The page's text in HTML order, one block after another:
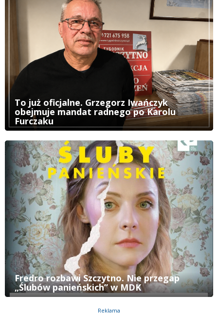
To już oficjalne. Grzegorz Iwańczyk
obejmuje mandat radnego po Karolu
Furczaku
Fredro rozbawi Szczytno. Nie przegap
„Ślubów panieńskich” w MDK
Reklama